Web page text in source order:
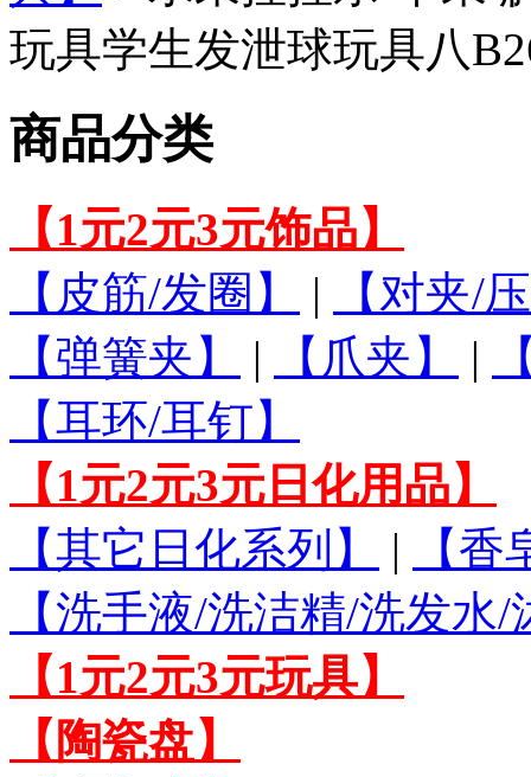
玩具学生发泄球玩具八
商品分类
【1元2元3元饰品】
【皮筋/发圈】
|
【对夹/
【弹簧夹】
| 【爪夹】 |
【耳环/耳钉】
【1元2元3元日化用品】
【其它日化系列】
|
【
【洗手液/洗洁精/洗发水
【1元2元3元玩具】
【陶瓷盘】